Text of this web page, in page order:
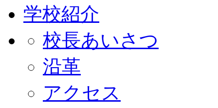
学校紹介
校長あいさつ
沿革
アクセス